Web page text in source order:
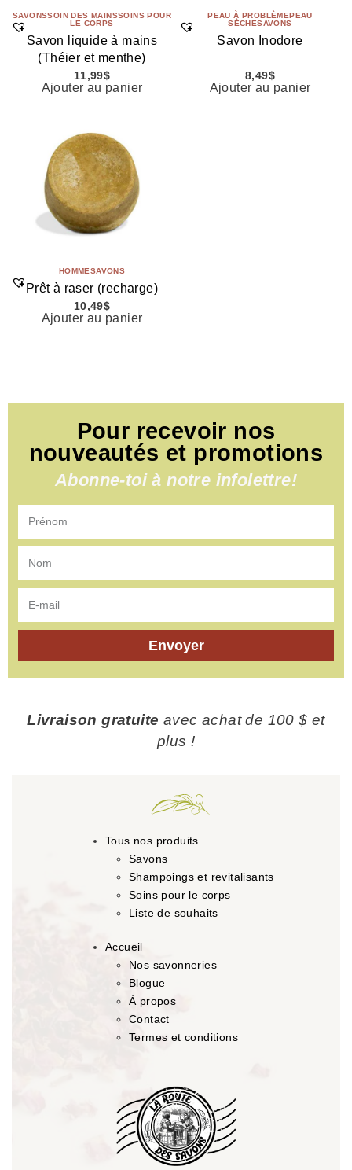
SAVONSSOIN DES MAINSSOINS POUR
LE CORPS
Savon liquide à mains
(Théier et menthe)
11,99$
Ajouter au panier
PEAU À PROBLÈMEPEAU
SÈCHESAVONS
Savon Inodore
8,49$
Ajouter au panier
HOMMESAVONS
Prêt à raser (recharge)
10,49$
Ajouter au panier
Pour recevoir nos
nouveautés et promotions
Abonne-toi à notre infolettre!
Envoyer
Livraison gratuite avec achat de 100 $ et
plus !
Tous nos produits
Savons
Shampoings et revitalisants
Soins pour le corps
Liste de souhaits
Accueil
Nos savonneries
Blogue
À propos
Contact
Termes et conditions